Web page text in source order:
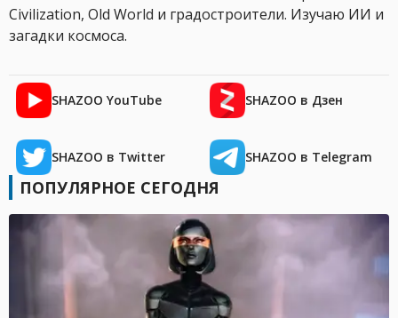
Civilization, Old World и градостроители. Изучаю ИИ и
загадки космоса.
SHAZOO YouTube SHAZOO в Дзен
SHAZOO в Twitter SHAZOO в Telegram
ПОПУЛЯРНОЕ СЕГОДНЯ